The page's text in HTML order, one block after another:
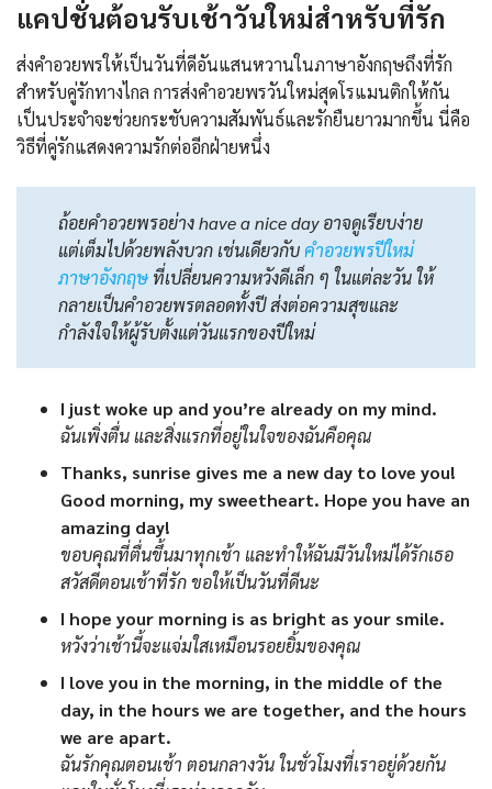
แคปชั่นต้อนรับเช้าวันใหม่สำหรับที่รัก
ส่งคำอวยพรให้เป็นวันที่ดีอันแสนหวานในภาษาอังกฤษถึงที่รัก
สำหรับคู่รักทางไกล การส่งคำอวยพรวันใหม่สุดโรแมนติกให้กัน
เป็นประจำจะช่วยกระชับความสัมพันธ์และรักยืนยาวมากขึ้น นี่คือ
วิธีที่คู่รักแสดงความรักต่ออีกฝ่ายหนึ่ง
ถ้อยคำอวยพรอย่าง have a nice day อาจดูเรียบง่าย
แต่เต็มไปด้วยพลังบวก เช่นเดียวกับ คําอวยพรปีใหม่
ภาษาอังกฤษที่เปลี่ยนความหวังดีเล็ก ๆ ในแต่ละวัน ให้
กลายเป็นคำอวยพรตลอดทั้งปี ส่งต่อความสุขและ
กำลังใจให้ผู้รับตั้งแต่วันแรกของปีใหม่
I just woke up and you’re already on my mind.
ฉันเพิ่งตื่น และสิ่งแรกที่อยู่ในใจของฉันคือคุณ
Thanks, sunrise gives me a new day to love you!
Good morning, my sweetheart. Hope you have an
amazing day!
ขอบคุณที่ตื่นขึ้นมาทุกเช้า และทำให้ฉันมีวันใหม่ได้รักเธอ
สวัสดีตอนเช้าที่รัก ขอให้เป็นวันที่ดีนะ
I hope your morning is as bright as your smile.
หวังว่าเช้านี้จะแจ่มใสเหมือนรอยยิ้มของคุณ
I love you in the morning, in the middle of the
day, in the hours we are together, and the hours
we are apart.
ฉันรักคุณตอนเช้า ตอนกลางวัน ในชั่วโมงที่เราอยู่ด้วยกัน